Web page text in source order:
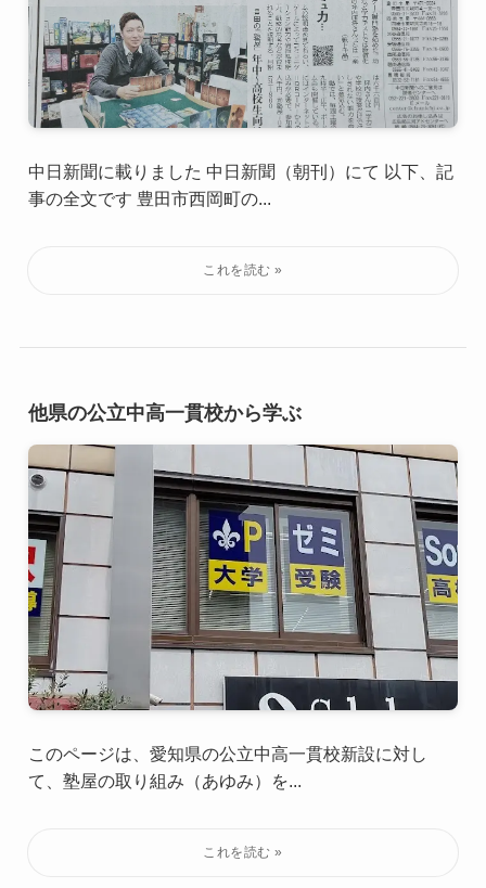
中日新聞に載りました 中日新聞（朝刊）にて 以下、記
事の全文です 豊田市西岡町の...
他県の公立中高一貫校から学ぶ
このページは、愛知県の公立中高一貫校新設に対し
て、塾屋の取り組み（あゆみ）を...